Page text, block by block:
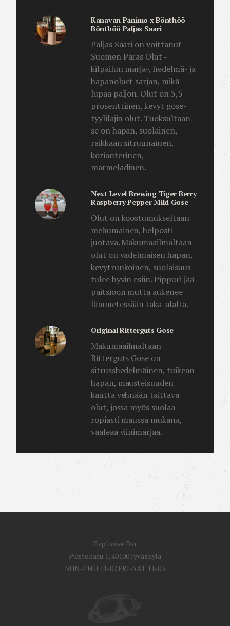
Kanavan Panimo x Bönthöö
Bönthöö Paljas Saari
Paljas Saari on voittanut
Suomen Paras Olut -
kilpailun marja-, hedelmä- ja
hapanoluet sarjan, mikä
lupaa paljon. Olut on 3,5
prosenttinen, kevyt gose-
tyylilajin olut. Tuoksultaan
se on hapan, suolainen,
raikkaan sitruunainen,
korianterinen,
marmeladinen.
Next Level Brewing Tiger Berry
Raspberry Pepper Mild Gose
Olut on koostumukseltaan
mehumainen, helposti
juotava. Makumaailmaltaan
olut on vadelmaisen hapan,
kevytrunkoinen, suolaisuus
tulee hyvin esiin. Pippuri jää
paitsioon mutta aukenee
lämmetessään taka-alalta.
Original Ritterguts Gose
Makumaailmaltaan
Ritterguts Gose on
sitrusshedelmäinen, tuikean
hapan, mausteisuuden
kautta vehnään taittava
olut, jossa myös suolaa
ropiasti maussa mukana,
vaaleaa viinimarjaa.
Explosive Bar
Puistokatu 1, 40100 Jyväskylä
SUN-THU 11-02 FRI-SAT 11-03